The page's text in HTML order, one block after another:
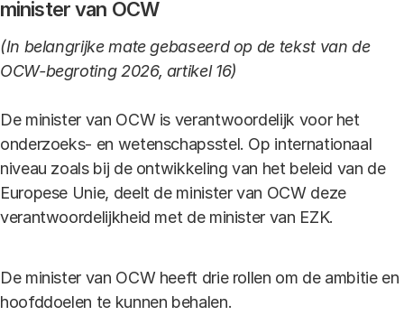
minister van OCW
(In belangrijke mate gebaseerd op de tekst van de
OCW-begroting 2026, artikel 16)
De minister van OCW is verantwoordelijk voor het
onderzoeks- en wetenschapsstel. Op internationaal
niveau zoals bij de ontwikkeling van het beleid van de
Europese Unie, deelt de minister van OCW deze
verantwoordelijkheid met de minister van EZK.
De minister van OCW heeft drie rollen om de ambitie en
hoofddoelen te kunnen behalen.